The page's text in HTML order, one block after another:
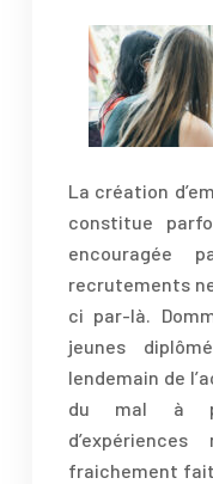
La création
constitue
encouragée
recrutements
ci par-là.
jeunes
lendemain de
du mal à
fraichement